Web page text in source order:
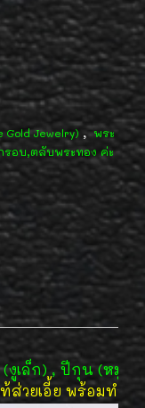
Gold Jewelry) , พระ
รอบ,ตลับพระทอง ค่ะ
งูเล็ก) , ปีกุน (หมู)
วยเอี้ย พร้อมทำพิ